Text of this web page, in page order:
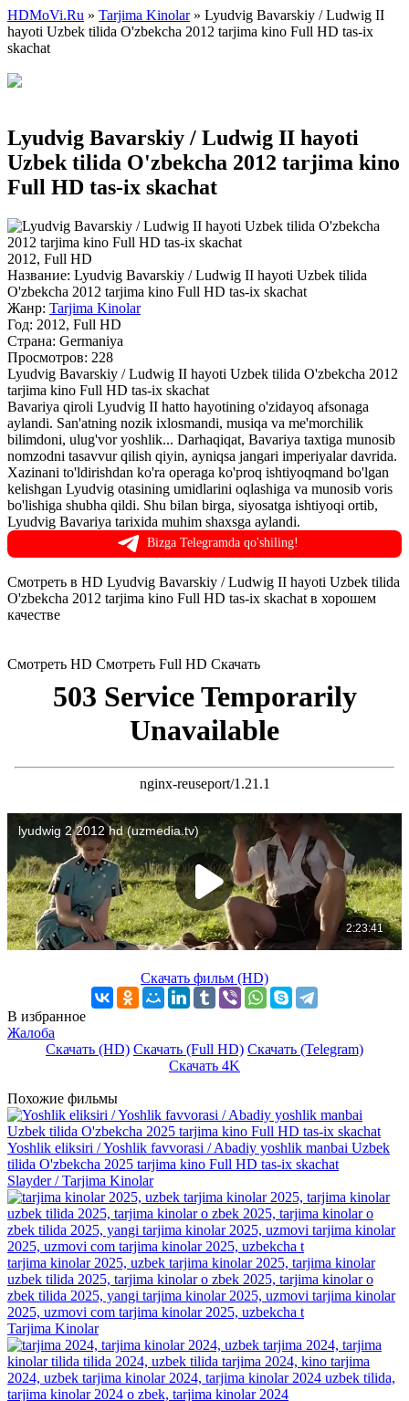
HDMoVi.Ru » Tarjima Kinolar» Lyudvig Bavarskiy / Ludwig II
hayoti Uzbek tilida O'zbekcha 2012 tarjima kino Full HD tas-ix
skachat
Lyudvig Bavarskiy / Ludwig II hayoti
Uzbek tilida O'zbekcha 2012 tarjima kino
Full HD tas-ix skachat
2012, Full HD
Название: Lyudvig Bavarskiy / Ludwig II hayoti Uzbek tilida
O'zbekcha 2012 tarjima kino Full HD tas-ix skachat
Жанр: Tarjima Kinolar
Год: 2012, Full HD
Страна: Germaniya
Просмотров: 228
Lyudvig Bavarskiy / Ludwig II hayoti Uzbek tilida O'zbekcha 2012
tarjima kino Full HD tas-ix skachat
Bavariya qiroli Lyudvig II hatto hayotining o'zidayoq afsonaga
aylandi. San'atning nozik ixlosmandi, musiqa va me'morchilik
bilimdoni, ulug'vor yoshlik... Darhaqiqat, Bavariya taxtiga munosib
nomzodni tasavvur qilish qiyin, ayniqsa jangari imperiyalar davrida.
Xazinani to'ldirishdan ko'ra operaga ko'proq ishtiyoqmand bo'lgan
kelishgan Lyudvig otasining umidlarini oqlashiga va munosib voris
bo'lishiga shubha qildi. Shu bilan birga, siyosatga ishtiyoqi ortib,
Lyudvig Bavariya tarixida muhim shaxsga aylandi.
Bizga Telegramda qo'shiling!
Смотреть в HD Lyudvig Bavarskiy / Ludwig II hayoti Uzbek tilida
O'zbekcha 2012 tarjima kino Full HD tas-ix skachat в хорошем
качестве
Смотреть HD Смотреть Full HD Скачать
Скачать фильм (HD)
В избранное
Жалоба
Скачать (HD) Скачать (Full HD) Скачать (Telegram)
Скачать 4K
Похожие фильмы
Yoshlik eliksiri / Yoshlik favvorasi / Abadiy yoshlik manbai Uzbek
tilida O'zbekcha 2025 tarjima kino Full HD tas-ix skachat
Slayder / Tarjima Kinolar
tarjima kinolar 2025, uzbek tarjima kinolar 2025, tarjima kinolar
uzbek tilida 2025, tarjima kinolar o zbek 2025, tarjima kinolar o
zbek tilida 2025, yangi tarjima kinolar 2025, uzmovi tarjima kinolar
2025, uzmovi com tarjima kinolar 2025, uzbekcha t
Tarjima Kinolar